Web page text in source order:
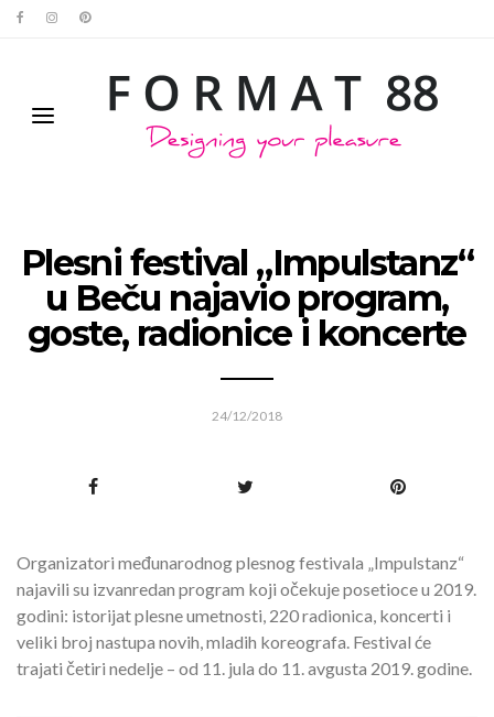
Plesni festival „Impulstanz“
u Beču najavio program,
goste, radionice i koncerte
24/12/2018
Organizatori međunarodnog plesnog festivala „Impulstanz“
najavili su izvanredan program koji očekuje posetioce u 2019.
godini: istorijat plesne umetnosti, 220 radionica, koncerti i
veliki broj nastupa novih, mladih koreografa. Festival će
trajati četiri nedelje – od 11. jula do 11. avgusta 2019. godine.